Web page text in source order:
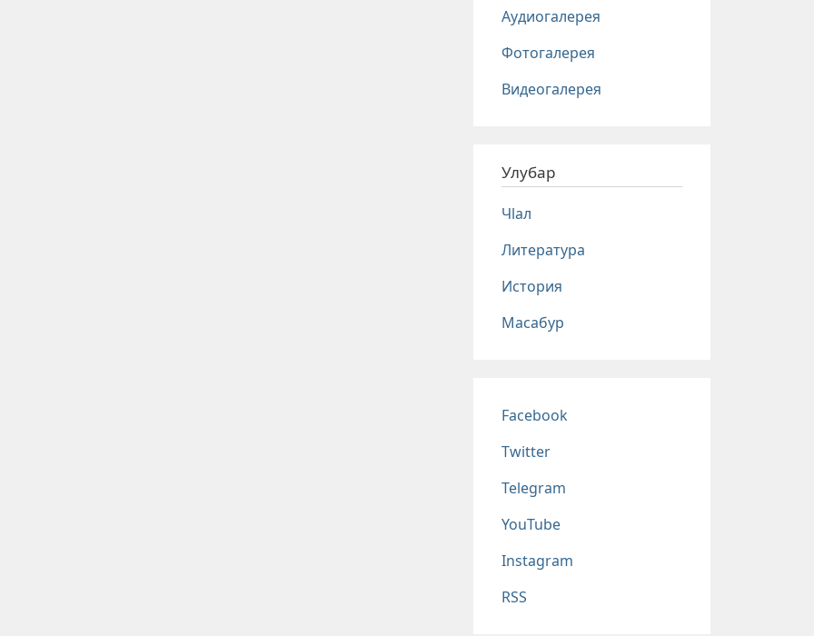
Аудиогалерея
Фотогалерея
Видеогалерея
Улубар
Чlал
Литература
История
Масабур
Соц сети
Facebook
Twitter
Telegram
YouTube
Instagram
RSS